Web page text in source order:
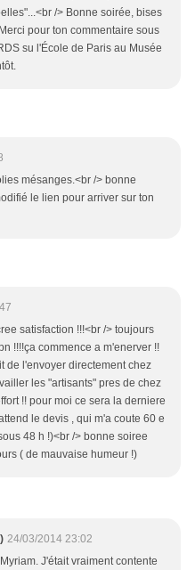
/> Bonne soirée, bises
pour ton commentaire sous
su l'École de Paris au Musée
mésanges.<br /> bonne
le lien pour arriver sur ton
satisfaction !!!<br /> toujours
!!!!ça commence a m'enerver !!
de l'envoyer directement chez
les "artisants" pres de chez
!! pour moi ce sera la derniere
le devis , qui m'a coute 60 e
48 h !)<br /> bonne soiree
( de mauvaise humeur !)
24/03/2014 23:02
J'était vraiment contente